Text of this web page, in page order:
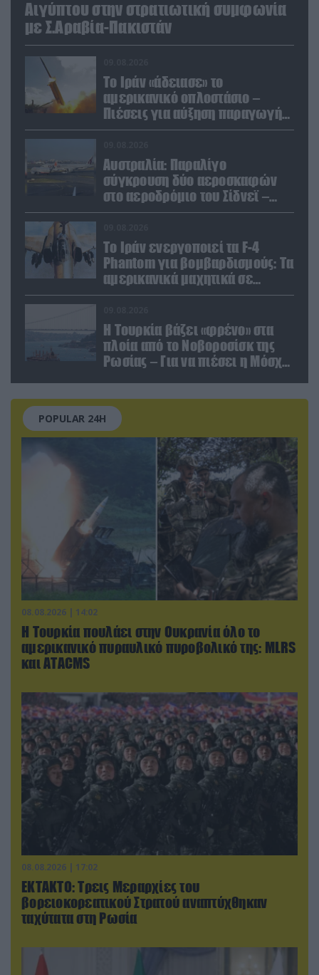
Αιγύπτου στην στρατιωτική συμφωνία
με Σ.Αραβία-Πακιστάν
Το Ιράν «άδειασε» το
αμερικανικό οπλοστάσιο –
Πιέσεις για αύξηση παραγωγής
Patriot και THAAD
Αυστραλία: Παραλίγο
σύγκρουση δύο αεροσκαφών
στο αεροδρόμιο του Σίδνεϊ –
Ένας τραυματίας (βίντεο)
Το Ιράν ενεργοποιεί τα F-4
Phantom για βομβαρδισμούς: Τα
αμερικανικά μαχητικά σε
ετοιμότητα να χτυπήσουν
Η Τουρκία βάζει «φρένο» στα
πλοία από το Νοβοροσίσκ της
Ρωσίας – Για να πιέσει η Μόσχα
POPULAR 24H
08.08.2026 | 14:02
Η Τουρκία πουλάει στην Ουκρανία όλο το
αμερικανικό πυραυλικό πυροβολικό της: MLRS
και ΑΤΑCMS
08.08.2026 | 17:02
ΕΚΤΑΚΤΟ: Τρεις Μεραρχίες του
βορειοκορεατικού Στρατού αναπτύχθηκαν
ταχύτατα στη Ρωσία